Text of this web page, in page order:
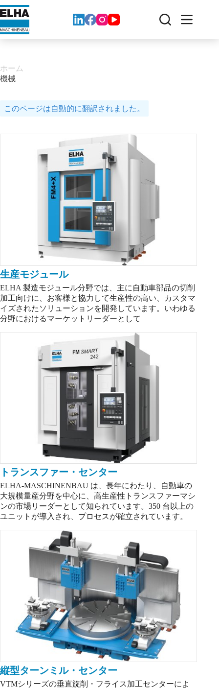
コ
ン
ン
ス
キ
ホーム
機械
このページは自動的に翻訳されました。
生産モジュール
ELHA 製造モジュール分野では、主に自動車部品の切削
加工向けに、お客様と協力して生産性の高い、カスタマ
イズされたソリューションを開発しています。いわゆる
分野におけるマーケットリーダーとして
トランスファー・センター
ELHA-MASCHINENBAU は、長年にわたり、自動車の
大規模量産分野を中心に、高生産性トランスファーマシ
ンの市場リーダーとして知られています。350 台以上の
ユニットが導入され、プロセスが確立されています。
縦型ターンミル・センター
VTMシリーズの垂直旋削・フライス加工センターによ